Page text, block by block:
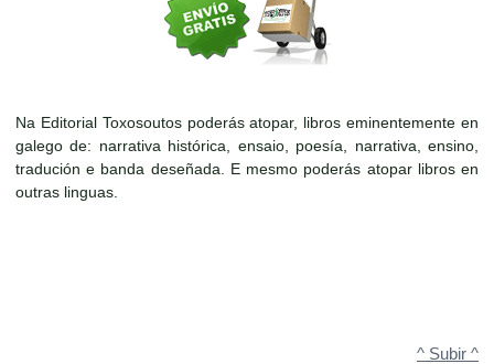
Na Editorial Toxosoutos poderás atopar, libros eminentemente en
galego de: narrativa histórica, ensaio, poesía, narrativa, ensino,
tradución e banda deseñada. E mesmo poderás atopar libros en
outras linguas.
^ Subir ^